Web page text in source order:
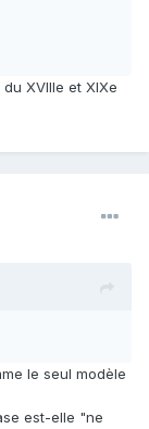
XVIIIe et XIXe
le seul modèle
est-elle "ne